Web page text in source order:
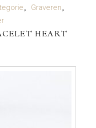
Graveren
HEART